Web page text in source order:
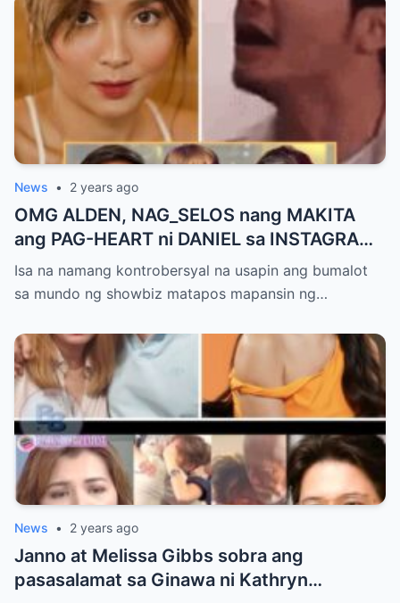
News • 2 years ago
OMG ALDEN, NAG_SELOS nang MAKITA
ang PAG-HEART ni DANIEL sa INSTAGRAM
POST ni KATHRYN ! TAKOT ANG Fans NA
MAY MANGYARI
Isa na namang kontrobersyal na usapin ang bumalot
sa mundo ng showbiz matapos mapansin ng…
News • 2 years ago
Janno at Melissa Gibbs sobra ang
pasasalamat sa Ginawa ni Kathryn